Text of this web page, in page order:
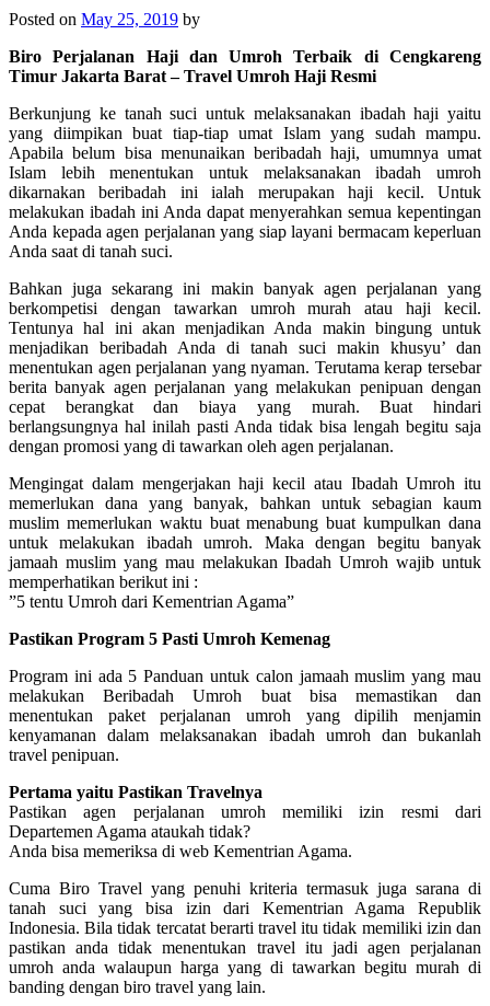
Posted on May 25, 2019 by
Biro Perjalanan Haji dan Umroh Terbaik di Cengkareng
Timur Jakarta Barat – Travel Umroh Haji Resmi
Berkunjung ke tanah suci untuk melaksanakan ibadah haji yaitu
yang diimpikan buat tiap-tiap umat Islam yang sudah mampu.
Apabila belum bisa menunaikan beribadah haji, umumnya umat
Islam lebih menentukan untuk melaksanakan ibadah umroh
dikarnakan beribadah ini ialah merupakan haji kecil. Untuk
melakukan ibadah ini Anda dapat menyerahkan semua kepentingan
Anda kepada agen perjalanan yang siap layani bermacam keperluan
Anda saat di tanah suci.
Bahkan juga sekarang ini makin banyak agen perjalanan yang
berkompetisi dengan tawarkan umroh murah atau haji kecil.
Tentunya hal ini akan menjadikan Anda makin bingung untuk
menjadikan beribadah Anda di tanah suci makin khusyu’ dan
menentukan agen perjalanan yang nyaman. Terutama kerap tersebar
berita banyak agen perjalanan yang melakukan penipuan dengan
cepat berangkat dan biaya yang murah. Buat hindari
berlangsungnya hal inilah pasti Anda tidak bisa lengah begitu saja
dengan promosi yang di tawarkan oleh agen perjalanan.
Mengingat dalam mengerjakan haji kecil atau Ibadah Umroh itu
memerlukan dana yang banyak, bahkan untuk sebagian kaum
muslim memerlukan waktu buat menabung buat kumpulkan dana
untuk melakukan ibadah umroh. Maka dengan begitu banyak
jamaah muslim yang mau melakukan Ibadah Umroh wajib untuk
memperhatikan berikut ini :
”5 tentu Umroh dari Kementrian Agama”
Pastikan Program 5 Pasti Umroh Kemenag
Program ini ada 5 Panduan untuk calon jamaah muslim yang mau
melakukan Beribadah Umroh buat bisa memastikan dan
menentukan paket perjalanan umroh yang dipilih menjamin
kenyamanan dalam melaksanakan ibadah umroh dan bukanlah
travel penipuan.
Pertama yaitu Pastikan Travelnya
Pastikan agen perjalanan umroh memiliki izin resmi dari
Departemen Agama ataukah tidak?
Anda bisa memeriksa di web Kementrian Agama.
Cuma Biro Travel yang penuhi kriteria termasuk juga sarana di
tanah suci yang bisa izin dari Kementrian Agama Republik
Indonesia. Bila tidak tercatat berarti travel itu tidak memiliki izin dan
pastikan anda tidak menentukan travel itu jadi agen perjalanan
umroh anda walaupun harga yang di tawarkan begitu murah di
banding dengan biro travel yang lain.